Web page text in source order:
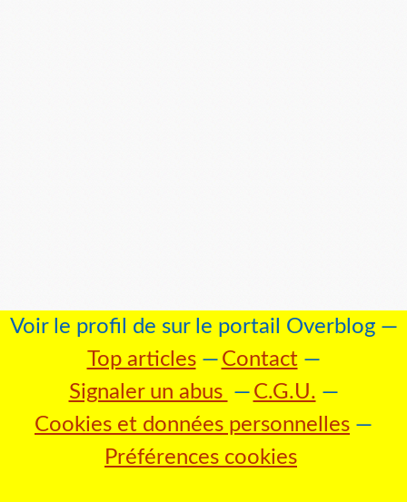
Voir le profil de sur le portail Overblog
Top articles
Contact
Signaler un abus
C.G.U.
Cookies et données personnelles
Préférences cookies